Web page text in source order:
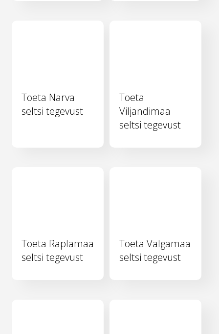
Toeta Narva
seltsi tegevust
Toeta
Viljandimaa
seltsi tegevust
Toeta Raplamaa
seltsi tegevust
Toeta Valgamaa
seltsi tegevust